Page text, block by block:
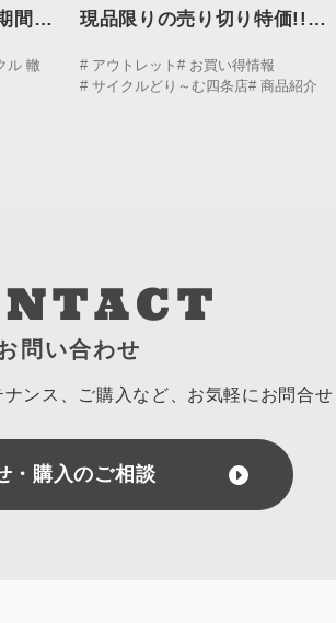
間延
ル 轍
現品限りの売り切り特価!!
YAMAHA（ヤマハ）PAS
un SP（パス バビーアンSP）
# アウトレット # お買い得情報
# サイクルどり～む四条店# 商品紹介
問い合わせ
ンス、ご購入など、 お気軽にお問合せ
・購入のご相談